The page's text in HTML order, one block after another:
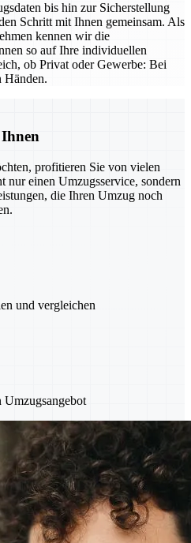
bis hin zur Sicherstellung
Schritt mit Ihnen gemeinsam. Als
kennen wir die
so auf Ihre individuellen
ob Privat oder Gewerbe: Bei
Händen.
profitieren Sie von vielen
nur einen Umzugsservice, sondern
die Ihren Umzug noch
und vergleichen
Umzugsangebot